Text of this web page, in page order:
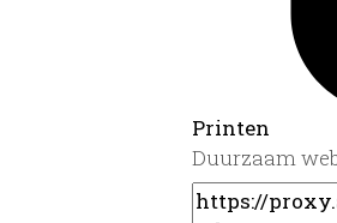
Printen
Duurzaam